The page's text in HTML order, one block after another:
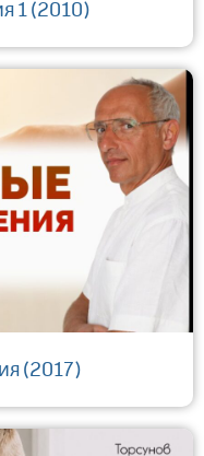
1 (2010)
(2017)